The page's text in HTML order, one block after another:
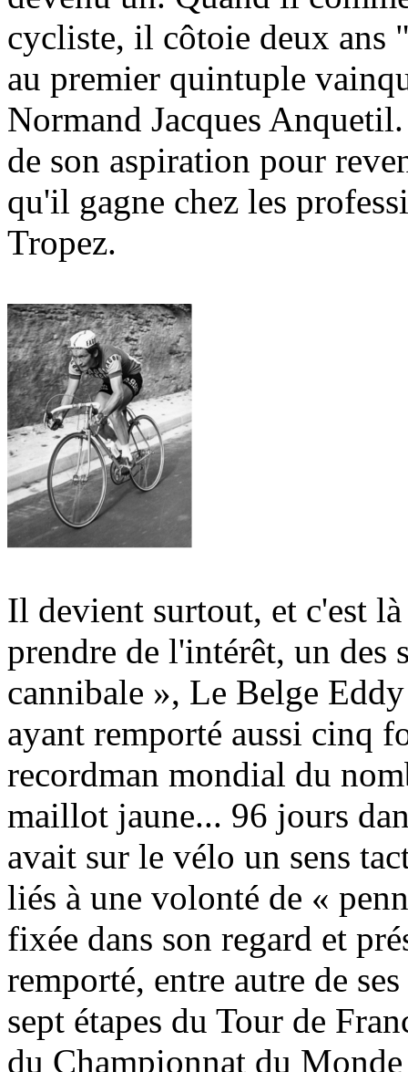
cycliste, il côtoie deux ans
au premier quintuple
Normand Jacques
de son aspiration pour
qu'il gagne chez les
Tropez.
Il devient surtout, et c'est
prendre de l'intérêt, un des
cannibale », Le Belge
ayant remporté aussi cinq
recordman mondial du
maillot jaune... 96 jours
avait sur le vélo un sens
liés à une volonté de «
fixée dans son regard et
remporté, entre autre de
sept étapes du Tour de
du Championnat du